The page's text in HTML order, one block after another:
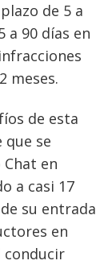
de 5 a
a 90 días en
meses.
de esta
que se
en
a casi 17
su entrada
en
conducir